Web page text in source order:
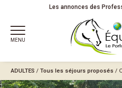
Les annonces des
MENU
ADULTES /Tous les séjours proposés /